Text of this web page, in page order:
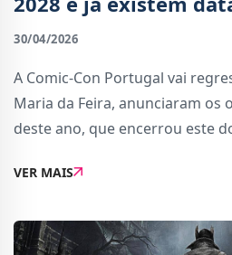
30/04/2026
A Comic-Con Portugal vai
Maria da Feira, anunciaram os
deste ano, que encerrou este
&quot;sucesso, não só pela
VER MAIS